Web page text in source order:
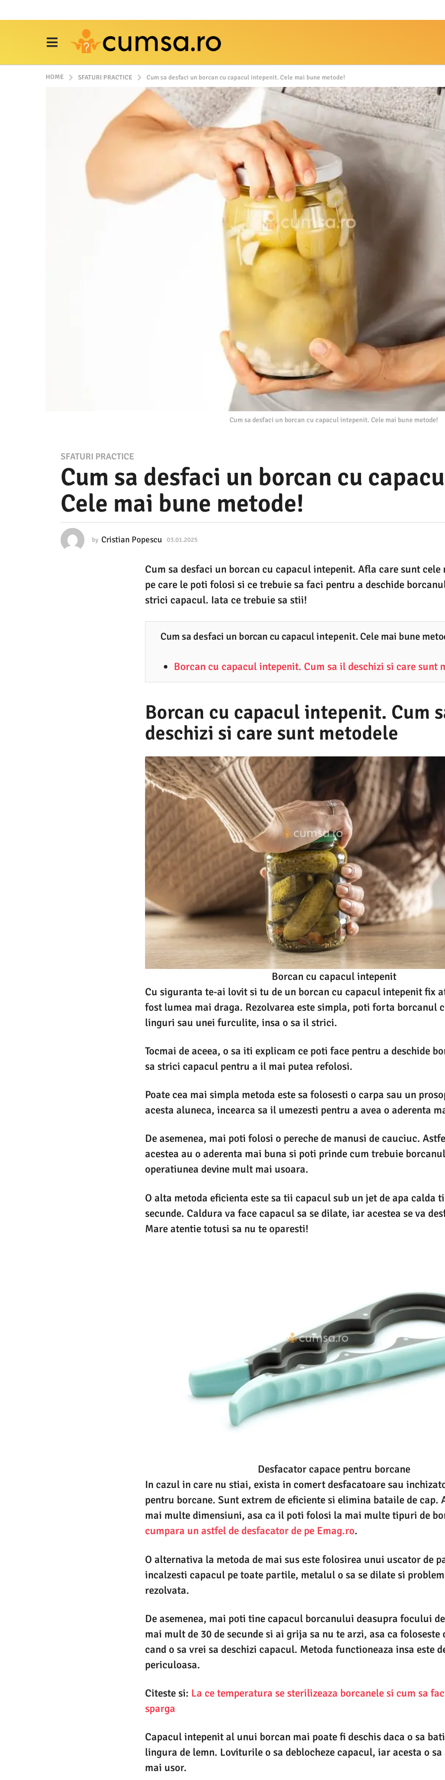
HOME SFATURI PRACTICE Cum sa desfaci un borcan cu capacul intepenit. Cele mai bune metode!
Cum sa desfaci un borcan cu capacul intepenit. Cele mai bune metode!
0
3
.
0
.
2
SFATURI PRACTICE
Cum sa desfaci un borcan cu
Cele mai bune metode!
by Cristian Popescu 03.01.2025
0
.
2
0
5
Cum sa desfaci un borcan cu capacul intepenit. Afla care sunt cele
pe care le poti folosi si ce trebuie sa faci pentru a deschide
strici capacul. Iata ce trebuie sa stii!
Cum sa desfaci un borcan cu capacul intepenit. Cele mai bune
Borcan cu capacul intepenit. Cum sa il deschizi si care sunt
Borcan cu capacul intepenit. Cum
deschizi si care sunt metodele
Borcan cu capacul intepenit
Cu siguranta te-ai lovit si tu de un borcan cu capacul intepenit fix
fost lumea mai draga. Rezolvarea este simpla, poti forta borcanul
linguri sau unei furculite, insa o sa il strici.
Tocmai de aceea, o sa iti explicam ce poti face pentru a deschide
sa strici capacul pentru a il mai putea refolosi.
Poate cea mai simpla metoda este sa folosesti o carpa sau un
acesta aluneca, incearca sa il umezesti pentru a avea o aderenta
De asemenea, mai poti folosi o pereche de manusi de cauciuc.
acestea au o aderenta mai buna si poti prinde cum trebuie
operatiunea devine mult mai usoara.
O alta metoda eficienta este sa tii capacul sub un jet de apa calda
secunde. Caldura va face capacul sa se dilate, iar acestea se va
Mare atentie totusi sa nu te oparesti!
Desfacator capace pentru borcane
In cazul in care nu stiai, exista in comert desfacatoare sau
pentru borcane. Sunt extrem de eficiente si elimina bataile de cap.
mai multe dimensiuni, asa ca il poti folosi la mai multe tipuri de
cumpara un astfel de desfacator de pe Emag.ro.
O alternativa la metoda de mai sus este folosirea unui uscator de
incalzesti capacul pe toate partile, metalul o sa se dilate si
rezolvata.
De asemenea, mai poti tine capacul borcanului deasupra focului
mai mult de 30 de secunde si ai grija sa nu te arzi, asa ca
cand o sa vrei sa deschizi capacul. Metoda functioneaza insa este
periculoasa.
Citeste si: La ce temperatura se sterilizeaza borcanele si cum sa
sparga
Capacul intepenit al unui borcan mai poate fi deschis daca o sa
lingura de lemn. Loviturile o sa deblocheze capacul, iar acesta o
mai usor.